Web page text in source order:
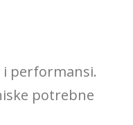
i performansi.
potrebne